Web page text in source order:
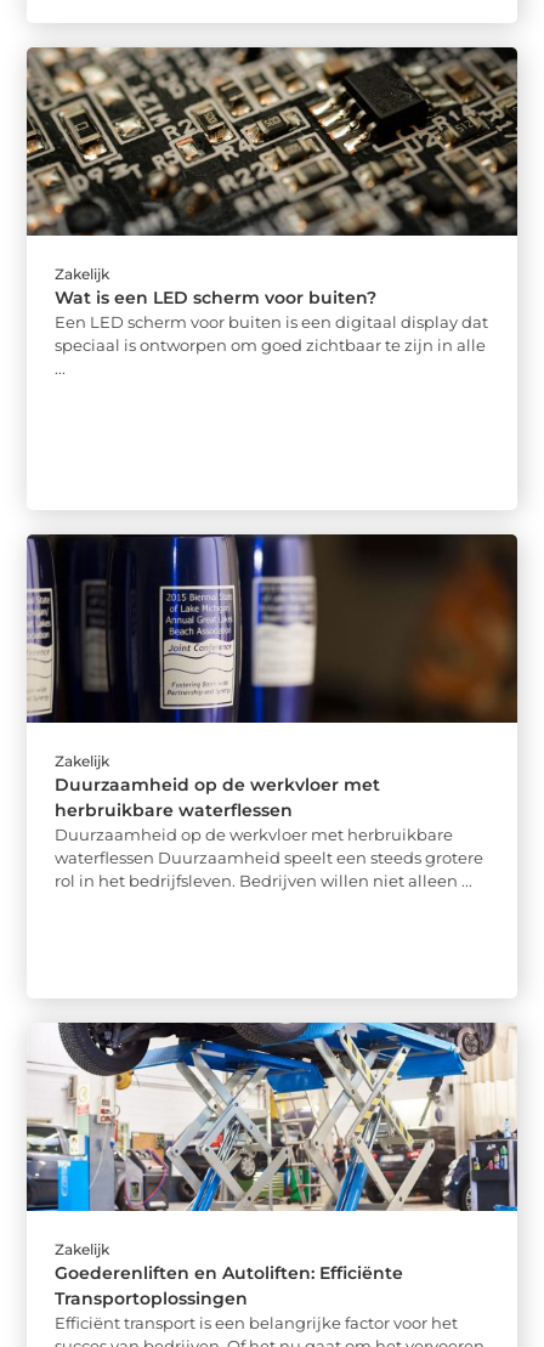
Zakelijk
Wat is een LED scherm voor buiten?
Een LED scherm voor buiten is een digitaal display dat
speciaal is ontworpen om goed zichtbaar te zijn in alle
...
Zakelijk
Duurzaamheid op de werkvloer met
herbruikbare waterflessen
Duurzaamheid op de werkvloer met herbruikbare
waterflessen Duurzaamheid speelt een steeds grotere
rol in het bedrijfsleven. Bedrijven willen niet alleen ...
Zakelijk
Goederenliften en Autoliften: Efficiënte
Transportoplossingen
Efficiënt transport is een belangrijke factor voor het